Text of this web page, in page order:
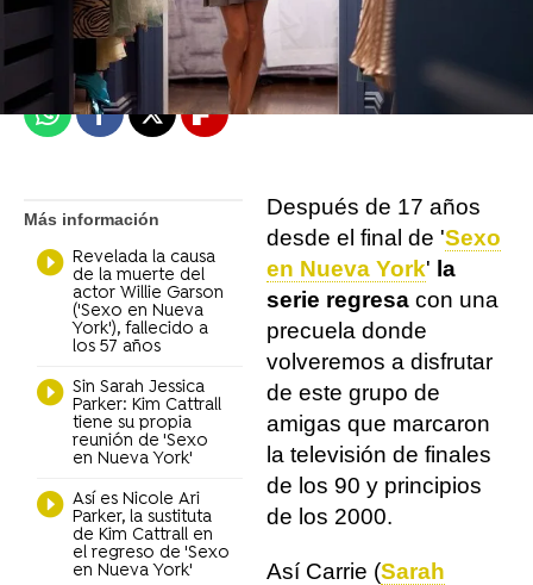
Madrid
Publicado:05 de octubre de 2021, 15:07
WhatsappFacebook
X Flipboard
Más información
Revelada la causa
de la muerte del
actor Willie Garson
('Sexo en Nueva
York'), fallecido a
los 57 años
Sin Sarah Jessica
Parker: Kim Cattrall
tiene su propia
reunión de 'Sexo
en Nueva York'
Así es Nicole Ari
Parker, la sustituta
de Kim Cattrall en
el regreso de 'Sexo
en Nueva York'
Después de 17 años
desde el final de 'Sexo
en Nueva York' la
serie regresa con una
precuela donde
volveremos a disfrutar
de este grupo de
amigas que marcaron
la televisión de finales
de los 90 y principios
de los 2000.
Así Carrie (Sarah